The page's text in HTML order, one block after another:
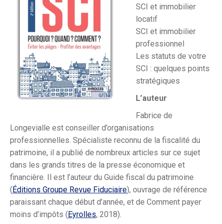
SCI et immobilier
locatif
SCI et immobilier
professionnel
Les statuts de votre
SCI : quelques points
stratégiques
L’auteur
Fabrice de
Longevialle est conseiller d’organisations
professionnelles. Spécialiste reconnu de la fiscalité du
patrimoine, il a publié de nombreux articles sur ce sujet
dans les grands titres de la presse économique et
financière. Il est l’auteur du Guide fiscal du patrimoine
( Éditions Groupe Revue Fiduciaire), ouvrage de référence
paraissant chaque début d’année, et de Comment payer
moins d’impôts ( Eyrolles, 2018).